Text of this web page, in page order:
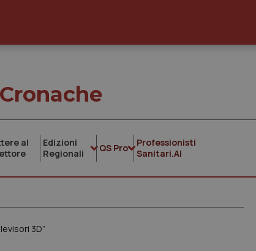
Cronache
al
Edizioni
Regionali
QS Pro
Professionisti
Sanitari.AI
3D”